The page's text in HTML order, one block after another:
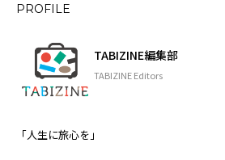
PROFILE
TABIZINE編集部
TABIZINE Editors
「人生に旅心を」